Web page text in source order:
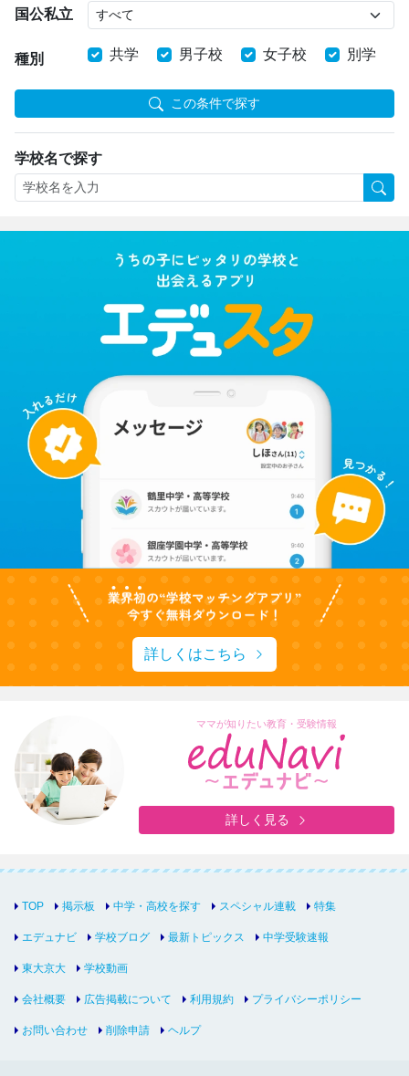
国公私立
種別 共学 男子校 女子校 別学
この条件で探す
学校名で探す
詳しくはこちら
ママが知りたい教育・受験情報
詳しく見る
TOP 掲示板 中学・高校を探す スペシャル連載 特集
エデュナビ 学校ブログ 最新トピックス 中学受験速報
東大京大 学校動画
会社概要 広告掲載について 利用規約 プライバシーポリシー
お問い合わせ 削除申請 ヘルプ